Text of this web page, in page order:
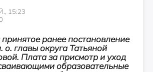
15:23
ранее постановление
о. главы округа Татьяной
Плата за присмотр и уход
образовательные